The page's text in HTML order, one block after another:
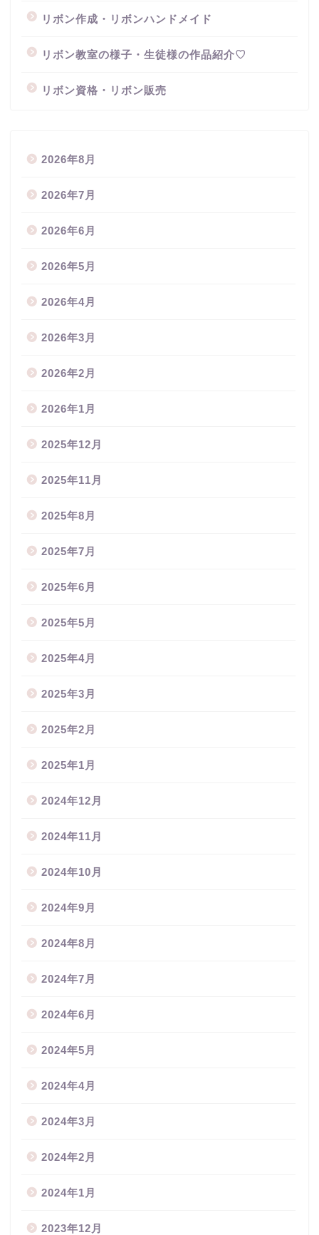
リボン作成・リボンハンドメイド
リボン教室の様子・生徒様の作品紹介♡
リボン資格・リボン販売
2026年8月
2026年7月
2026年6月
2026年5月
2026年4月
2026年3月
2026年2月
2026年1月
2025年12月
2025年11月
2025年8月
2025年7月
2025年6月
2025年5月
2025年4月
2025年3月
2025年2月
2025年1月
2024年12月
2024年11月
2024年10月
2024年9月
2024年8月
2024年7月
2024年6月
2024年5月
2024年4月
2024年3月
2024年2月
2024年1月
2023年12月